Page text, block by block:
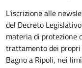
L'iscrizione alle
del Decreto
materia di protezione
trattamento dei propri
Bagno a Ripoli, nei